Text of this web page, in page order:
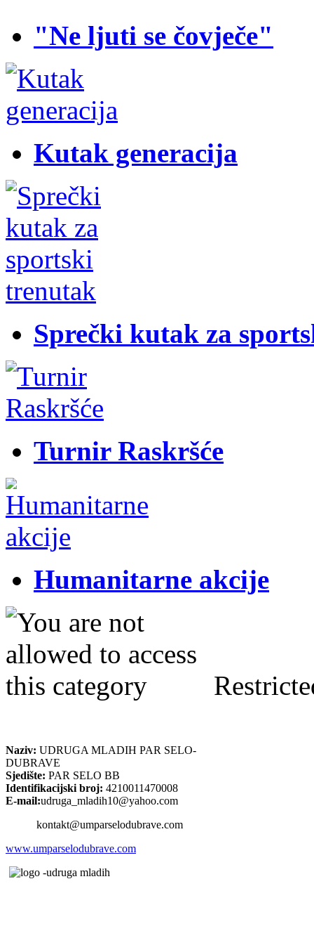
"Ne ljuti se čovječe"
Kutak generacija
Sprečki kutak za
Turnir Raskršće
Humanitarne akcije
Naziv: UDRUGA MLADIH PAR SELO-
DUBRAVE
Sjedište: PAR SELO BB
Identifikacijski broj: 4210011470008
E-mail:udruga_mladih10@yahoo.com
kontakt@umparselodubrave.com
www.umparselodubrave.com